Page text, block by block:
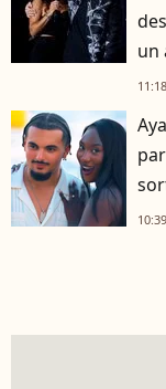
un
11:18
10:39